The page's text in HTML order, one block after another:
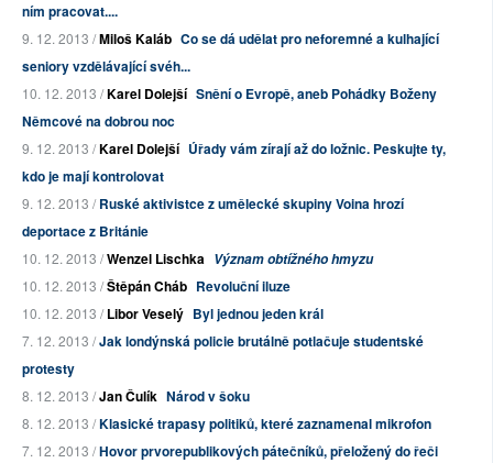
ním pracovat....
9. 12. 2013 /Miloš Kaláb Co se dá udělat pro neforemné a kulhající
seniory vzdělávající svéh...
10. 12. 2013 /Karel Dolejší Snění o Evropě, aneb Pohádky Boženy
Němcové na dobrou noc
9. 12. 2013 /Karel Dolejší Úřady vám zírají až do ložnic. Peskujte ty,
kdo je mají kontrolovat
9. 12. 2013 /Ruské aktivistce z umělecké skupiny Voina hrozí
deportace z Británie
10. 12. 2013 /Wenzel Lischka Význam obtížného hmyzu
10. 12. 2013 /Štěpán Cháb Revoluční iluze
10. 12. 2013 /Libor Veselý Byl jednou jeden král
7. 12. 2013 /Jak londýnská policie brutálně potlačuje studentské
protesty
8. 12. 2013 /Jan Čulík Národ v šoku
8. 12. 2013 /Klasické trapasy politiků, které zaznamenal mikrofon
7. 12. 2013 /Hovor prvorepublikových pátečníků, přeložený do řeči